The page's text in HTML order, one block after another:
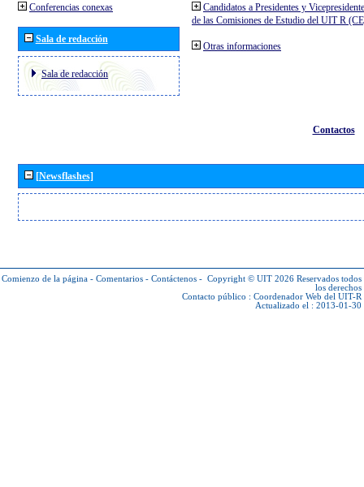
Conferencias conexas
Sala de redacción
Sala de redacción
Candidatos a Presidentes y
de las Comisiones de Estudio del UIT R
Otras informaciones
Contactos
[Newsflashes]
Comienzo de la página - Comentarios - Contáctenos - Copyright © UIT 2026 Reservados todos
los derechos
Contacto público : Coordenador Web del UIT-R
Actualizado el : 2013-01-30